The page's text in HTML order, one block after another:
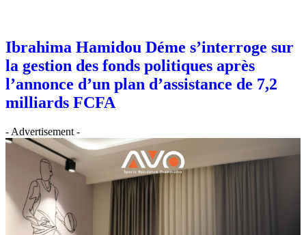
Ibrahima Hamidou Déme s’interroge sur
la gestion des fonds politiques après
l’annonce d’un plan d’assistance de 7,2
milliards FCFA
- Advertisement -